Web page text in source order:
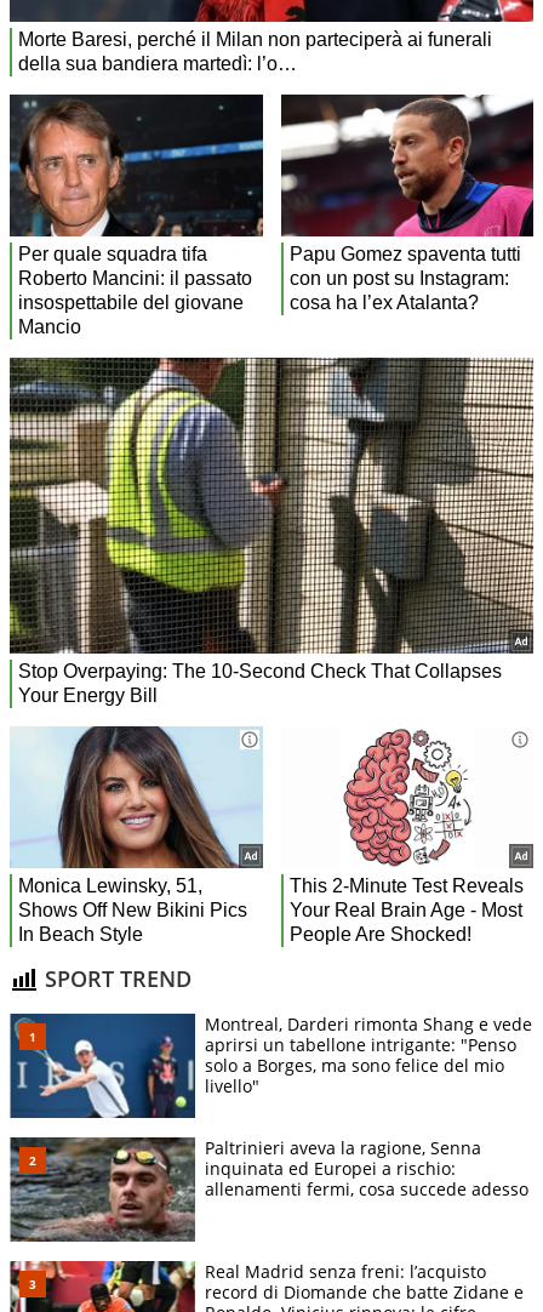
SPORT TREND
Montreal, Darderi rimonta Shang e vede
aprirsi un tabellone intrigante: "Penso
solo a Borges, ma sono felice del mio
livello"
Paltrinieri aveva la ragione, Senna
inquinata ed Europei a rischio:
allenamenti fermi, cosa succede adesso
Real Madrid senza freni: l’acquisto
record di Diomande che batte Zidane e